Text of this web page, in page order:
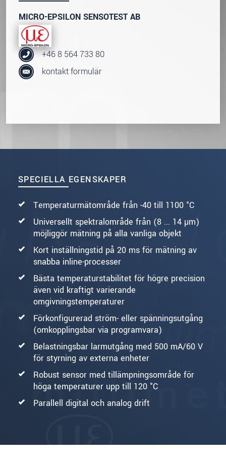
SPECIELLA EGENSKAPER
Temperaturmätområde från -40 till 1100 °C
Universellt spektralområde från (8 ... 14 µm)
möjliggör mätning på alla vanliga objekt
Kort inställningstid på 20 ms för mätning av
snabba inline-processer
Bästa temperaturstabilitet för högre precision
även vid kraftigt varierande
omgivningstemperaturer
Förkonfigurerad ström- eller spänningsutgång
(omkopplingsbar via programvara)
Belastningsbar larmutgång med 500 mA/60 V
för styrning av externa enheter
Robust sensor med tillämpningsområde för
höga temperaturer upp till 120 °C
Parallell digital och analog drift
MICRO-EPSILON SENSOTEST AB
+46 8 564 733 80
kontakt formulär